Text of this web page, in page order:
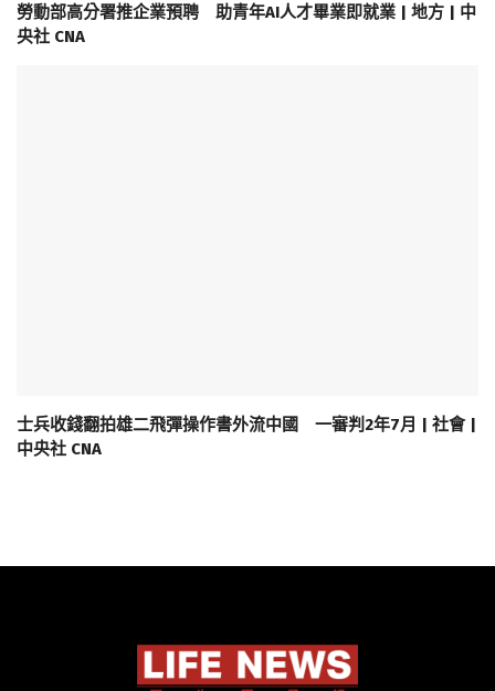
勞動部高分署推企業預聘 助青年AI人才畢業即就業 | 地方 | 中
央社 CNA
士兵收錢翻拍雄二飛彈操作書外流中國 一審判2年7月 | 社會 |
中央社 CNA